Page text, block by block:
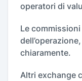
operatori di
Le
chiaramente.
Altri exchange